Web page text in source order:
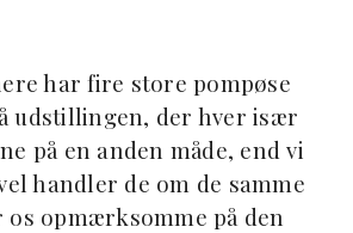
har fire store pompøse
udstillingen, der hver især
på en anden måde, end vi
handler de om de samme
os opmærksomme på den